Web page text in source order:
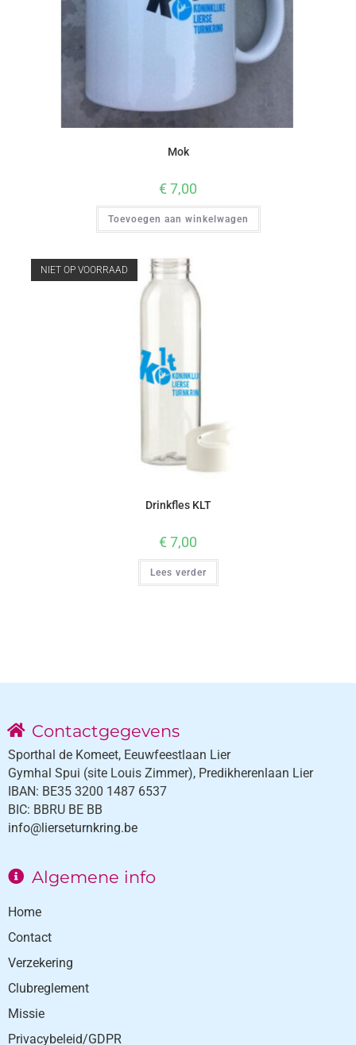
Mok
€7,00
Toevoegen aan winkelwagen
NIET OP VOORRAAD
Drinkfles KLT
€7,00
Lees verder
Contactgegevens
Sporthal de Komeet, Eeuwfeestlaan Lier
Gymhal Spui (site Louis Zimmer), Predikherenlaan Lier
IBAN: BE35 3200 1487 6537
BIC: BBRU BE BB
info@lierseturnkring.be
Algemene info
Home
Contact
Verzekering
Clubreglement
Missie
Privacybeleid/GDPR